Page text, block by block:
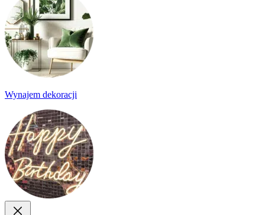
Wynajem dekoracji